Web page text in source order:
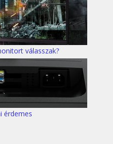
válasszak?
érdemes